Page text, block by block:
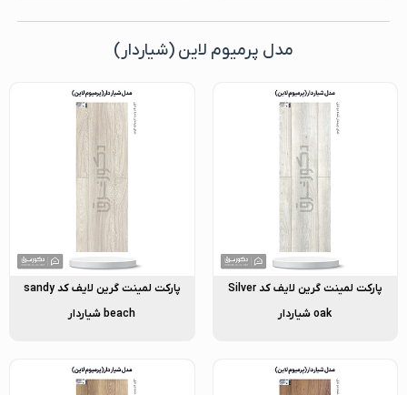
مدل پرمیوم لاین (شیاردار)
پارکت لمینت گرین لایف کد Silver
oak شیاردار
پارکت لمینت گرین لایف کد sandy
beach شیاردار